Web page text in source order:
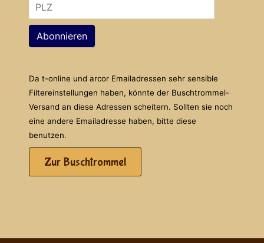
Abonnieren
Da t-online und arcor Emailadressen sehr sensible
Filtereinstellungen haben, könnte der Buschtrommel-
Versand an diese Adressen scheitern. Sollten sie noch
eine andere Emailadresse haben, bitte diese
benutzen.
Zur Buschtrommel